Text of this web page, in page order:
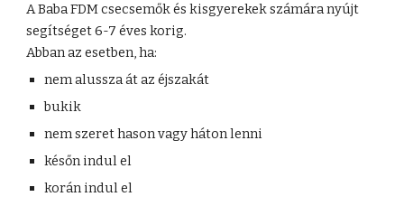
A Baba FDM csecsemők és kisgyerekek számára nyújt
segítséget 6-7 éves korig.
Abban az esetben, ha:
nem alussza át az éjszakát
bukik
nem szeret hason vagy háton lenni
későn indul el
korán indul el